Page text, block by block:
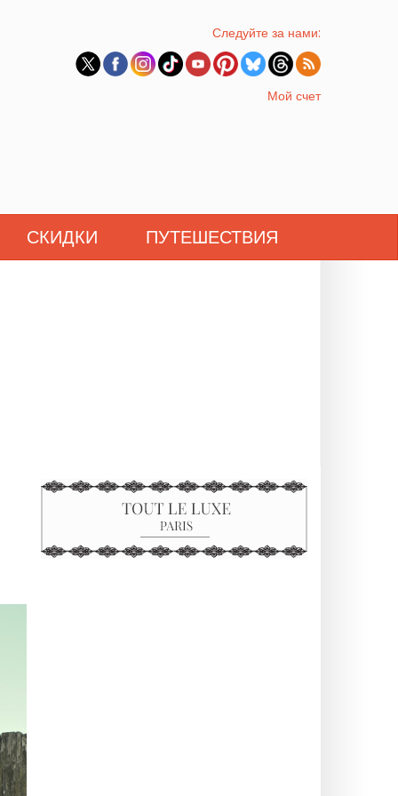
Следуйте за нами:
Мой счет
СКИДКИ ПУТЕШЕСТВИЯ